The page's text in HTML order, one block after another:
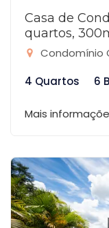
Casa de
quartos,
Condomínio
4 Quartos
6
Mais